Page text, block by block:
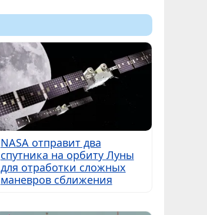
NASA отправит два
спутника на орбиту Луны
для отработки сложных
маневров сближения